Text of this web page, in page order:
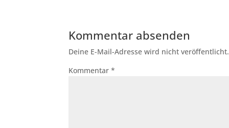
Kommentar absenden
Deine E-Mail-Adresse wird nicht veröffentlicht.
Kommentar*